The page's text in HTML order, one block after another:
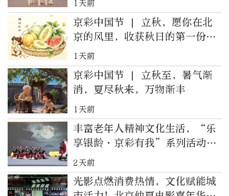
1天前
京彩中国节 | 立秋，愿你在北
京的风里，收获秋日的第一份丰
盈
1天前
京彩中国节 | 立秋至，暑气渐
消，夏尽秋来，万物渐丰
1天前
丰富老年人精神文化生活，“乐
享银龄·京彩有我”系列活动启
动
2天前
光影点燃消费热情，文化赋能城